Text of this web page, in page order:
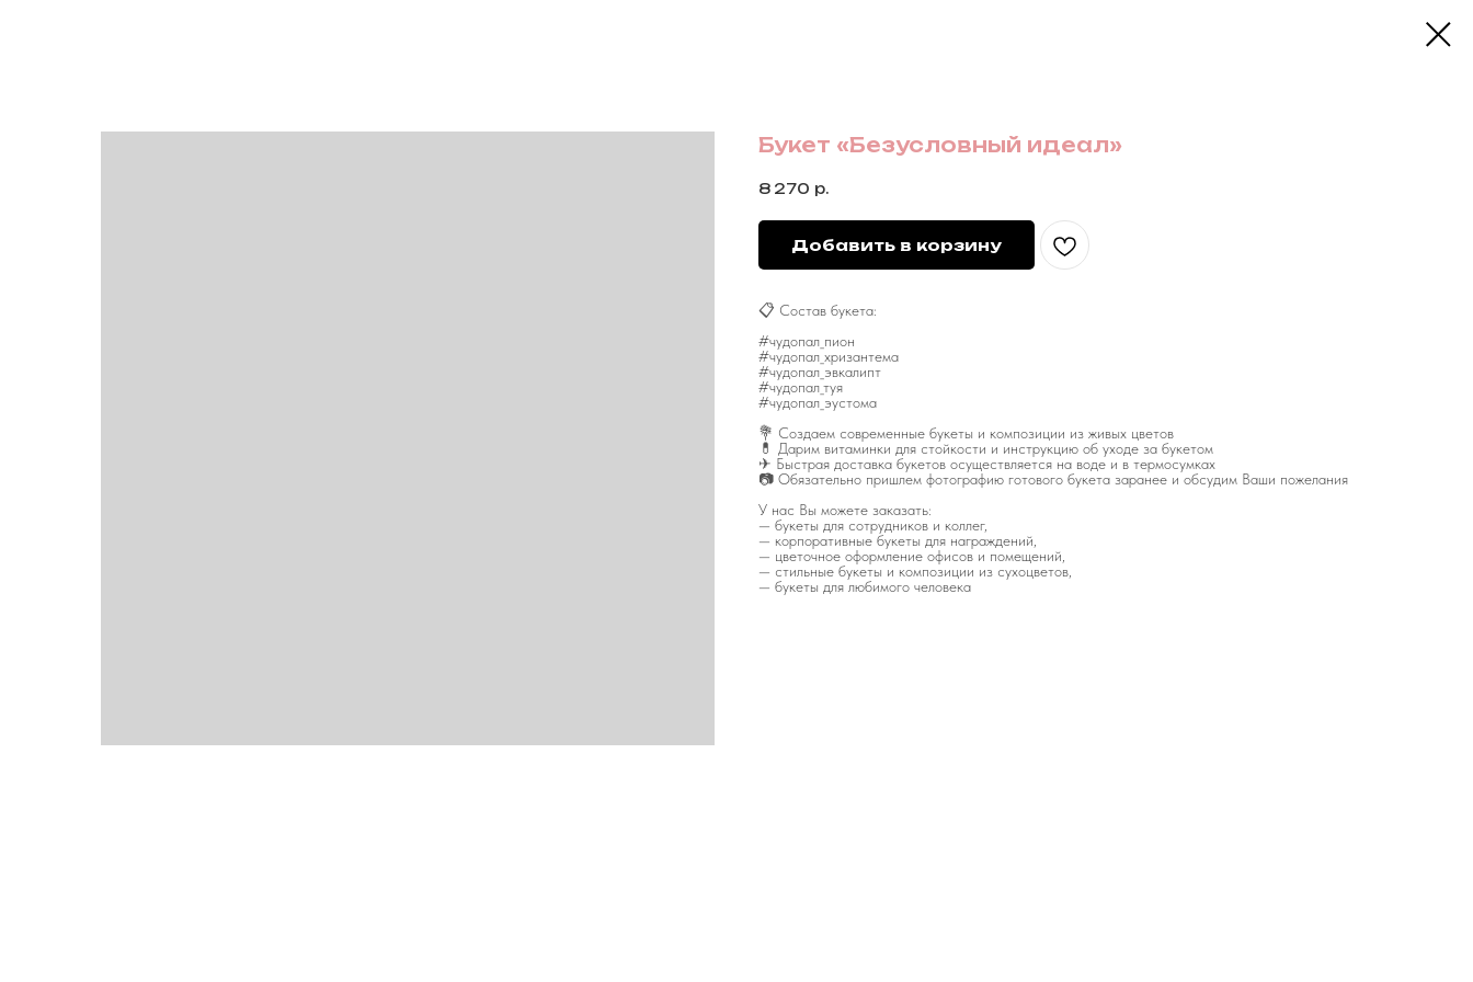
Букет «Безусловный идеал»
8 270 р.
Добавить в корзину
📋 Состав букета:
#чудопал_пион
#чудопал_хризантема
#чудопал_эвкалипт
#чудопал_туя
#чудопал_эустома
💐 Создаем современные букеты и композиции из живых цветов
💊 Дарим витаминки для стойкости и инструкцию об уходе за букетом
✈ Быстрая доставка букетов осуществляется на воде и в термосумках
📷 Обязательно пришлем фотографию готового букета заранее и обсудим Ваши пожелания
У нас Вы можете заказать:
— букеты для сотрудников и коллег,
— корпоративные букеты для награждений,
— цветочное оформление офисов и помещений,
— стильные букеты и композиции из сухоцветов,
— букеты для любимого человека